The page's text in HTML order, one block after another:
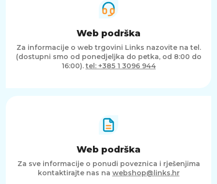
Web podrška
Za informacije o web trgovini Links nazovite na tel.
(dostupni smo od ponedjeljka do petka, od 8:00 do
16:00).tel: +385 1 3096 944
Web podrška
Za sve informacije o ponudi poveznica i rješenjima
kontaktirajte nas na webshop@links.hr